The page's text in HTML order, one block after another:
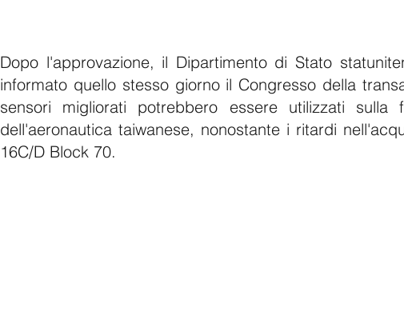
Dopo l'approvazione, il Dipartimento di Stato
informato quello stesso giorno il Congresso della
sensori migliorati potrebbero essere utilizzati sulla
dell'aeronautica taiwanese, nonostante i ritardi
16C/D Block 70.